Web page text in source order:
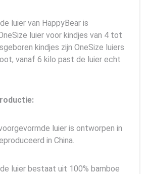
luier van HappyBear is
luier voor kindjes van 4 tot
kindjes zijn OneSize luiers
vanaf 6 kilo past de luier echt
luier is ontworpen in
in China.
luier bestaat uit 100% bamboe